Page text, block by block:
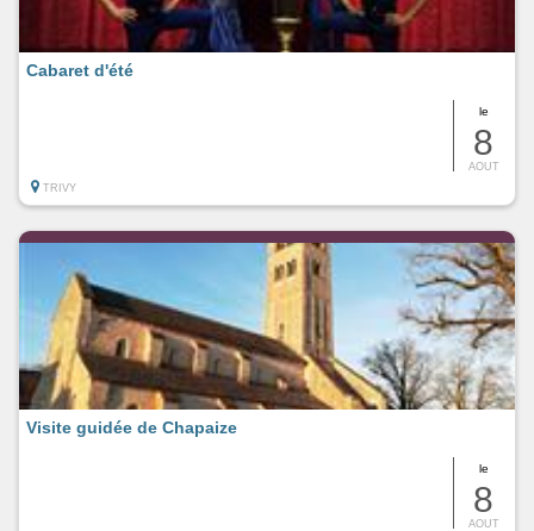
le
8
AOUT
Cabaret d'été
TRIVY
le
8
AOUT
Visite guidée de Chapaize